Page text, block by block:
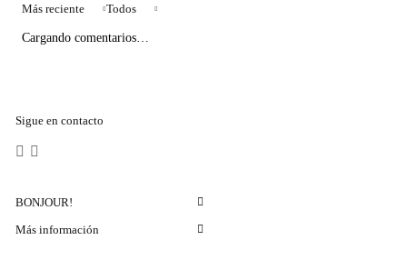
Más reciente Todos
Cargando comentarios…
Sigue en contacto
BONJOUR!
Más información